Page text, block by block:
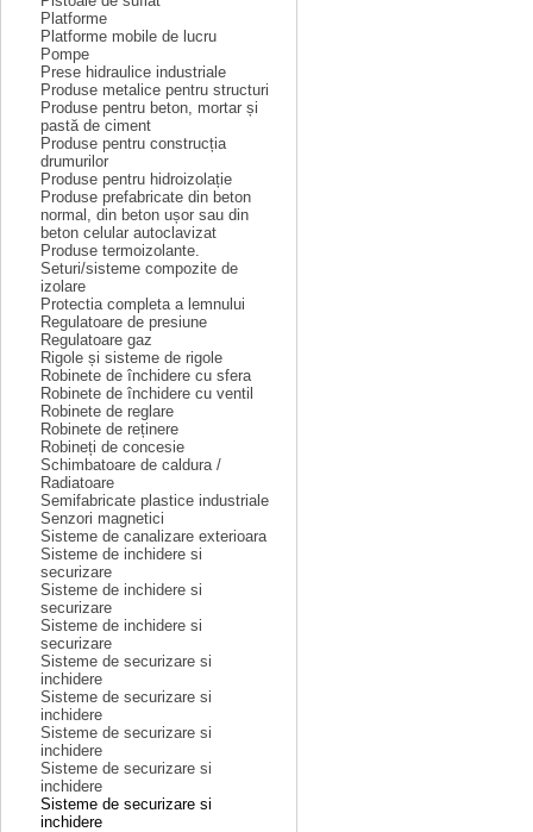
Platforme
Platforme mobile de lucru
Pompe
Prese hidraulice industriale
Produse metalice pentru structuri
Produse pentru beton, mortar și
pastă de ciment
Produse pentru construcția
drumurilor
Produse pentru hidroizolație
Produse prefabricate din beton
normal, din beton ușor sau din
beton celular autoclavizat
Produse termoizolante.
Seturi/sisteme compozite de
izolare
Protectia completa a lemnului
Regulatoare de presiune
Regulatoare gaz
Rigole și sisteme de rigole
Robinete de închidere cu sfera
Robinete de închidere cu ventil
Robinete de reglare
Robinete de reținere
Robineți de concesie
Schimbatoare de caldura /
Radiatoare
Semifabricate plastice industriale
Senzori magnetici
Sisteme de canalizare exterioara
Sisteme de inchidere si
securizare
Sisteme de inchidere si
securizare
Sisteme de inchidere si
securizare
Sisteme de securizare si
inchidere
Sisteme de securizare si
inchidere
Sisteme de securizare si
inchidere
Sisteme de securizare si
inchidere
Sisteme de securizare si
inchidere